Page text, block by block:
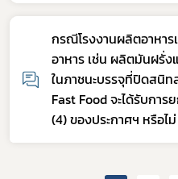
กรณีโรงงานผลิตอาหา
อาหาร เช่น ผลิตมันฝรั่ง
ในภาชนะบรรจุที่ปิดสนิท
Fast Food จะได้รับการยกเว้นการฉลากตามข้อ 3
(4) ของประกาศฯ หรือไม่